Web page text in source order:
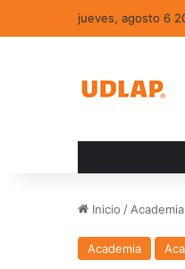
jueves, agosto 6
Inicio / Academia
Academia